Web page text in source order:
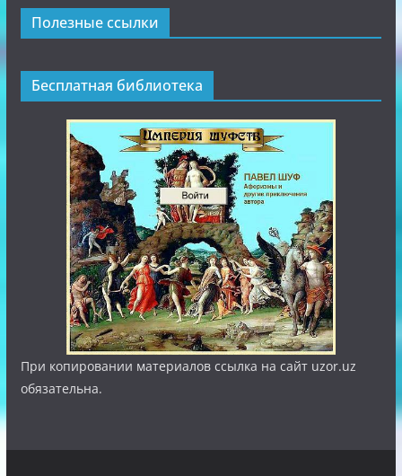
Полезные ссылки
Бесплатная библиотека
При копировании материалов ссылка на сайт uzor.uz
обязательна.